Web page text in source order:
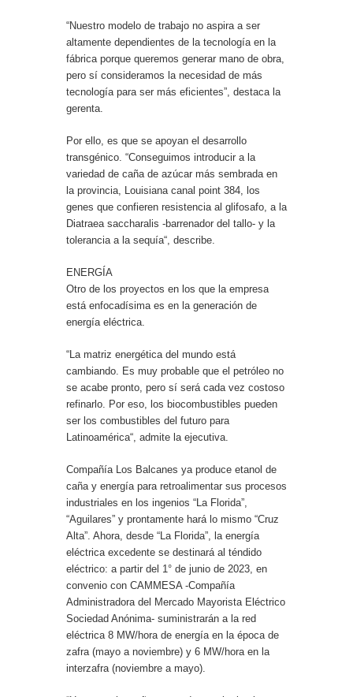
“Nuestro modelo de trabajo no aspira a ser
altamente dependientes de la tecnología en la
fábrica porque queremos generar mano de obra,
pero sí consideramos la necesidad de más
tecnología para ser más eficientes”, destaca la
gerenta.
Por ello, es que se apoyan el desarrollo
transgénico. “Conseguimos introducir a la
variedad de caña de azúcar más sembrada en
la provincia, Louisiana canal point 384, los
genes que confieren resistencia al glifosafo, a la
Diatraea saccharalis -barrenador del tallo- y la
tolerancia a la sequía“, describe.
ENERGÍA
Otro de los proyectos en los que la empresa
está enfocadísima es en la generación de
energía eléctrica.
“La matriz energética del mundo está
cambiando. Es muy probable que el petróleo no
se acabe pronto, pero sí será cada vez costoso
refinarlo. Por eso, los biocombustibles pueden
ser los combustibles del futuro para
Latinoamérica“, admite la ejecutiva.
Compañía Los Balcanes ya produce etanol de
caña y energía para retroalimentar sus procesos
industriales en los ingenios “La Florida”,
“Aguilares” y prontamente hará lo mismo “Cruz
Alta”. Ahora, desde “La Florida”, la energía
eléctrica excedente se destinará al téndido
eléctrico: a partir del 1° de junio de 2023, en
convenio con CAMMESA -Compañía
Administradora del Mercado Mayorista Eléctrico
Sociedad Anónima- suministrarán a la red
eléctrica 8 MW/hora de energía en la época de
zafra (mayo a noviembre) y 6 MW/hora en la
interzafra (noviembre a mayo).